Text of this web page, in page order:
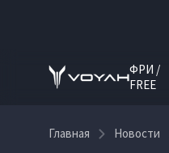
ФРИ /
FREE
Главная Новости